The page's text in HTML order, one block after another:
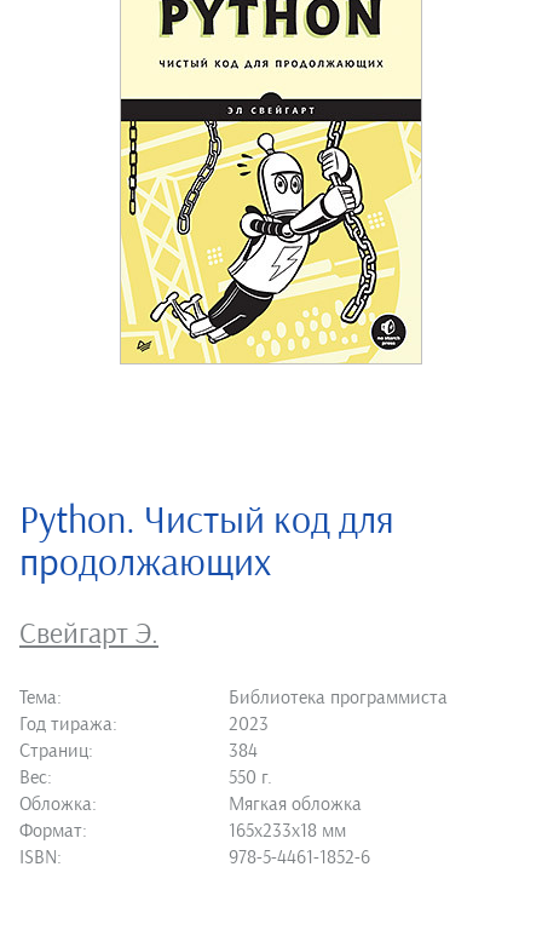
Python. Чистый код для
продолжающих
Свейгарт Э.
Тема:
Библиотека программиста
Год тиража:
2023
Страниц:
384
Вес:
550 г.
Обложка:
Мягкая обложка
Формат:
165х233х18 мм
ISBN:
978-5-4461-1852-6